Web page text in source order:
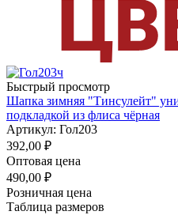
Быстрый просмотр
Шапка зимняя "Тинсулейт"
подкладкой из флиса чёрная
Артикул: Гол203
392,00 ₽
Оптовая цена
490,00 ₽
Розничная цена
Таблица размеров